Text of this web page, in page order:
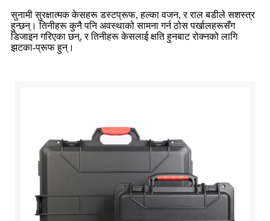
सुनामी सुरक्षात्मक केसहरू डस्टप्रूफ, हल्का वजन, र राल बडीले सशस्त्र
हुन्छन्। तिनीहरू कुनै पनि अवस्थाको सामना गर्न ठोस पर्खालहरूसँग
डिजाइन गरिएका छन्, र तिनीहरू केसलाई क्षति हुनबाट रोक्नको लागि
झटका-प्रूफ हुन्।